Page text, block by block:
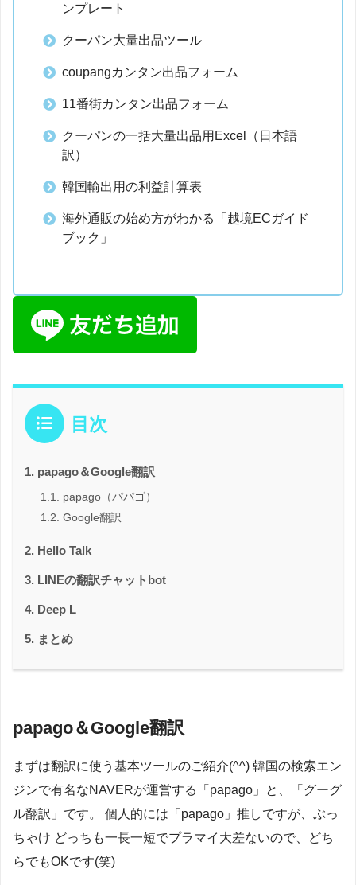
ンプレート
クーパン大量出品ツール
coupangカンタン出品フォーム
11番街カンタン出品フォーム
クーパンの一括大量出品用Excel（日本語
訳）
韓国輸出用の利益計算表
海外通販の始め方がわかる「越境ECガイド
ブック」
目次
papago＆Google翻訳
papago（パパゴ）
Google翻訳
Hello Talk
LINEの翻訳チャットbot
Deep L
まとめ
papago＆Google翻訳
まずは翻訳に使う基本ツールのご紹介(^^) 韓国の検索エン
ジンで有名なNAVERが運営する「papago」と、「グーグ
ル翻訳」です。 個人的には「papago」推しですが、ぶっ
ちゃけ どっちも一長一短でプラマイ大差ないので、どち
らでもOKです(笑)